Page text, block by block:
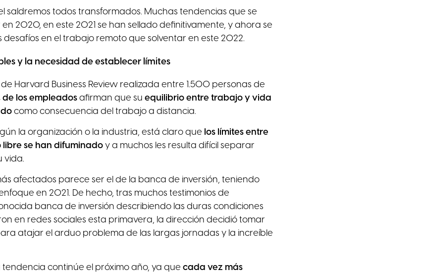
saldremos todos transformados. Muchas tendencias que se
2020, en este 2021 se han sellado definitivamente, y ahora se
desafíos en el trabajo remoto que solventar en este 2022.
y la necesidad de establecer límites
Harvard Business Review realizada entre 1.500 personas de
de los empleados afirman que su equilibrio entre trabajo y vida
como consecuencia del trabajo a distancia.
la organización o la industria, está claro que los límites entre
se han difuminadoy a muchos les resulta difícil separar
vida.
afectados parece ser el de la banca de inversión, teniendo
en 2021. De hecho, tras muchos testimonios de
banca de inversión describiendo las duras condiciones
en redes sociales esta primavera, la dirección decidió tomar
atajar el arduo problema de las largas jornadas y la increíble
continúe el próximo año, ya que cada vez más